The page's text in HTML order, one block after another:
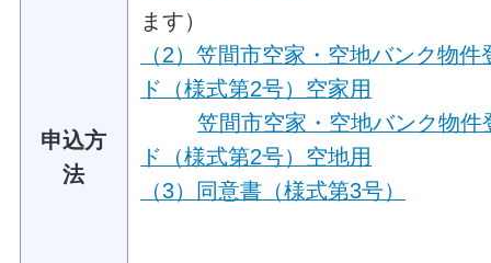
申込方
法
ます）
（2）笠間市空家・空地バンク物件
ド（様式第2号）空家用
笠間市空家・空地バンク物件
ド（様式第2号）空地用
（3）同意書（様式第3号）